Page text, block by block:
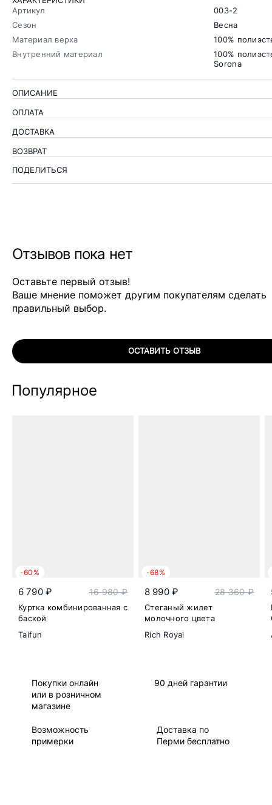
Артикул
003-2
Сезон
Весна
Материал верха
100%
Внутренний материал
100%
Sorona
ОПИСАНИЕ
ОПЛАТА
ДОСТАВКА
ВОЗВРАТ
ПОДЕЛИТЬСЯ
Отзывов пока нет
Оставьте первый отзыв!
Ваше мнение поможет другим покупателям сделать
правильный выбор.
ОСТАВИТЬ ОТЗЫВ
Популярное
-60%
6 790 ₽ 16 980 ₽
Куртка комбинированная с
баской
Taifun
-68%
8 990 ₽ 28 360 ₽
Стеганый жилет
молочного цвета
Rich Royal
Покупки онлайн
или в розничном
магазине
90 дней гарантии
Возможность
примерки
Доставка по
Перми бесплатно